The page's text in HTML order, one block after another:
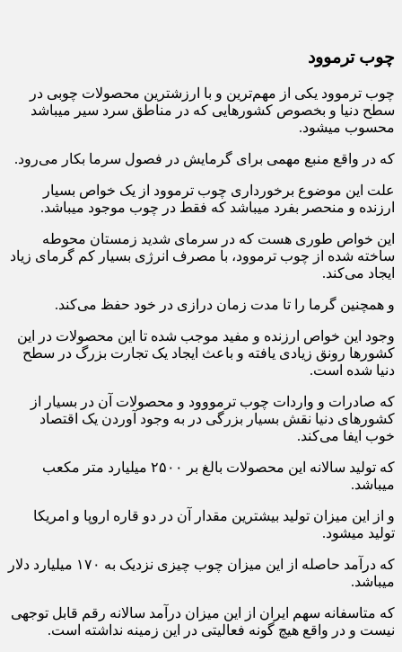
چوب ترموود
چوب ترموود یکی از مهم‌ترین و با ارزشترین محصولات چوبی در
سطح دنیا و بخصوص کشورهایی که در مناطق سرد سیر میباشد
محسوب میشود.
که در واقع منبع مهمی برای گرمایش در فصول سرما بکار می‌رود.
علت این موضوع برخورداری چوب ترموود از یک خواص بسیار
ارزنده و منحصر بفرد میباشد که فقط در چوب موجود میباشد.
این خواص طوری هست که در سرمای شدید زمستان محوطه
ساخته شده از چوب ترموود، با مصرف انرژی بسیار کم گرمای زیاد
ایجاد می‌کند.
و همچنین گرما را تا مدت زمان درازی در خود حفظ می‌کند.
وجود این خواص ارزنده و مفید موجب شده تا این محصولات در این
کشورها رونق زیادی یافته و باعث ایجاد یک تجارت بزرگ در سطح
دنیا شده است.
که صادرات و واردات چوب ترمووود و محصولات آن در بسیار از
کشورهای دنیا نقش بسیار بزرگی در به وجود آوردن یک اقتصاد
خوب ایفا می‌کند.
که تولید سالانه این محصولات بالغ بر ۲۵۰۰ میلیارد متر مکعب
میباشد.
و از این میزان تولید بیشترین مقدار آن در دو قاره اروپا و امریکا
تولید میشود.
که درآمد حاصله از این میزان چوب چیزی نزدیک به ۱۷۰ میلیارد دلار
میباشد.
که متاسفانه سهم ایران از این میزان درآمد سالانه رقم قابل توجهی
نیست و در واقع هیچ گونه فعالیتی در این زمینه نداشته است.